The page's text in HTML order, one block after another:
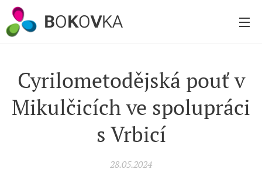
BOKOVKA
Cyrilometodějská pouť v
Mikulčicích ve spolupráci
s Vrbicí
28.05.2024